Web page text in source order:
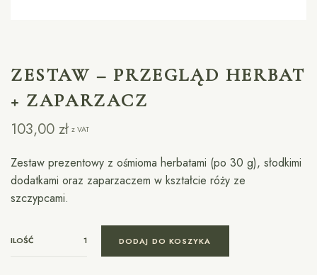
ZESTAW – PRZEGLĄD HERBAT
+ ZAPARZACZ
103,00zł z VAT
Zestaw prezentowy z ośmioma herbatami (po 30 g), słodkimi
dodatkami oraz zaparzaczem w kształcie róży ze
szczypcami.
ILOŚĆ DODAJ DO KOSZYKA